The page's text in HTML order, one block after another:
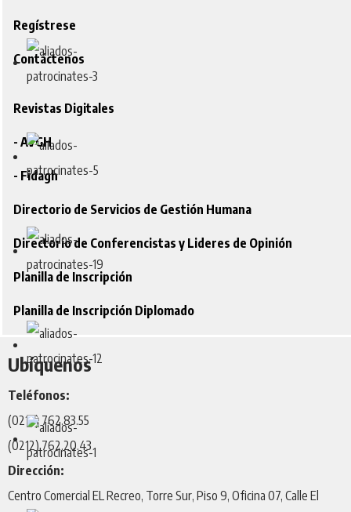
Regístrese
Contáctenos
Revistas Digitales
- AVGH
- Fidagh
Directorio de Servicios de Gestión Humana
Directorio de Conferencistas y Lideres de Opinión
Planilla de Inscripción
Planilla de Inscripción Diplomado
Ubíquenos
Teléfonos:
(0212) 762.83.55
(0212) 762.20.43
Dirección:
Centro Comercial EL Recreo, Torre Sur, Piso 9, Oficina 07, Calle El